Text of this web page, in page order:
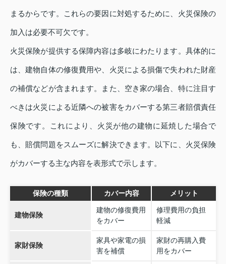
まるからです。これらの要因に対処するために、火災保険の
加入は必要不可欠です。
火災保険が提供する保障内容は多岐にわたります。具体的に
は、建物自体の修復費用や、火災による損傷で失われた財産
の補償などが含まれます。また、空き家の場合、特に注目す
べきは火災による近隣への被害をカバーする第三者賠償責任
保険です。これにより、火災が他の建物に延焼した場合で
も、賠償問題をスムーズに解決できます。以下に、火災保険
がカバーする主な内容を表形式で示します。
保険の種類 カバー内容 メリット
建物保険
建物の修復費用
をカバー
修理費用の負担
軽減
家財保険
家具や家電の損
害を補償
家財の再購入費
用をカバー